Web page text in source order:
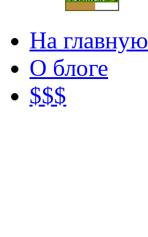
На главную
О блоге
$$$